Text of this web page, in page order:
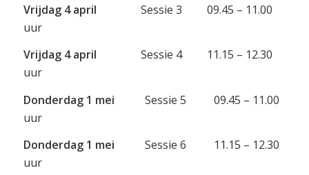
Vrijdag 4 april
Sessie 3 09.45 – 11.00
uur
Vrijdag 4 april Sessie 4 11.15 – 12.30
uur
Donderdag 1 mei Sessie 5 09.45 – 11.00
uur
Donderdag 1 mei Sessie 6 11.15 – 12.30
uur